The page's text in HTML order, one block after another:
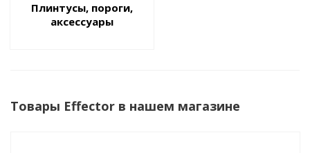
Плинтусы, пороги,
аксессуары
Товары Effector в нашем магазине